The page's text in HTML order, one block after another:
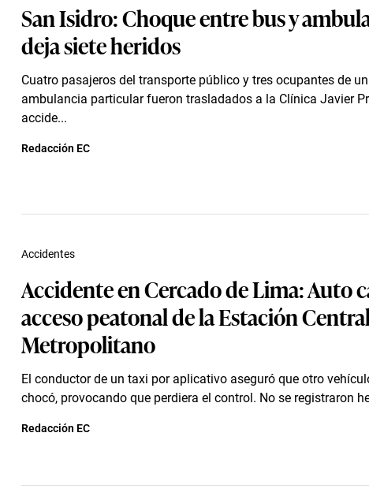
San Isidro: Choque entre bus y
deja siete heridos
Cuatro pasajeros del transporte público y tres ocupantes de
ambulancia particular fueron trasladados a la Clínica Javier
accide...
Redacción EC
Accidente en Cercado de Lima: Auto
acceso peatonal de la Estación
Metropolitano
El conductor de un taxi por aplicativo aseguró que otro
chocó, provocando que perdiera el control. No se registraron
Accidentes
Redacción EC